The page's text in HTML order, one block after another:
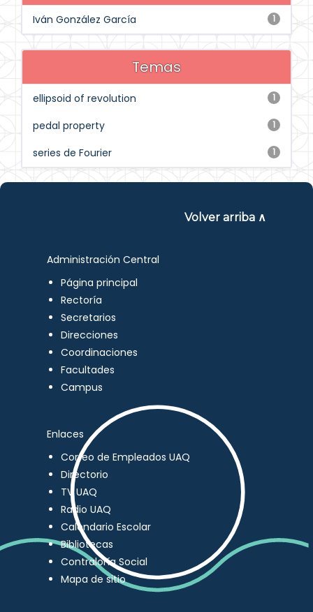
1
Iván González García
Temas
1
ellipsoid of revolution
1
pedal property
1
series de Fourier
Volver arriba ∧
Administración Central
Página principal
Rectoría
Secretarios
Direcciones
Coordinaciones
Facultades
Campus
Enlaces
Correo de Empleados UAQ
Directorio
TV UAQ
Radio UAQ
Calendario Escolar
Bibliotecas
Contraloría Social
Mapa de sitio